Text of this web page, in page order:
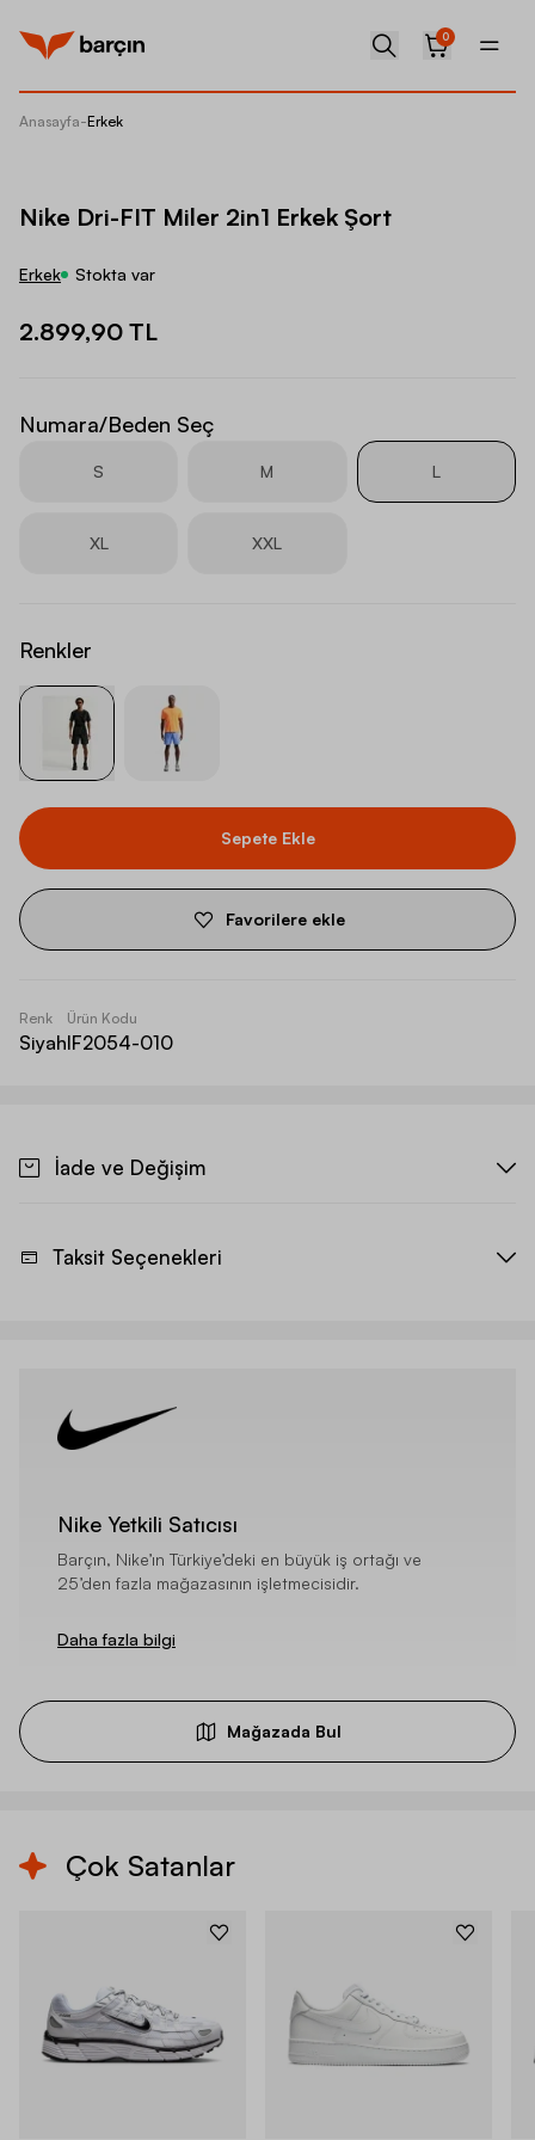
0
Anasayfa-Erkek
Nike Dri-FIT Miler 2in1 Erkek Şort
Erkek Stokta var
2.899,90 TL
Numara/Beden Seç
S M L
XL XXL
Renkler
Sepete Ekle
Favorilere ekle
Renk
Siyah
Ürün Kodu
IF2054-010
İade ve Değişim
Taksit Seçenekleri
Nike Yetkili Satıcısı
Barçın, Nike’ın Türkiye’deki en büyük iş ortağı ve
25’den fazla mağazasının işletmecisidir.
Daha fazla bilgi
Mağazada Bul
Çok Satanlar